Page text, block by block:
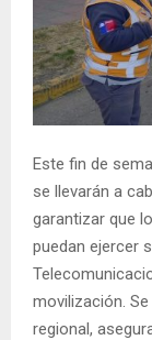
E
N
Este fin de
se llevarán a
garantizar que
puedan ejercer
movilización.
regional,